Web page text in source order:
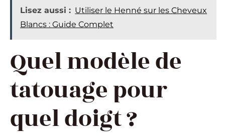
Lisez aussi : Utiliser le Henné sur les Cheveux
Blancs : Guide Complet
Quel modèle de
tatouage pour
quel doigt ?